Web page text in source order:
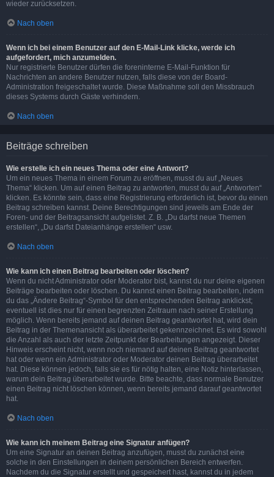
wieder zurücksetzen.
Nach oben
Wenn ich bei einem Benutzer auf den E-Mail-Link klicke, werde ich
aufgefordert, mich anzumelden.
Nur registrierte Benutzer dürfen die foreninterne E-Mail-Funktion für
Nachrichten an andere Benutzer nutzen, falls diese von der Board-
Administration freigeschaltet wurde. Diese Maßnahme soll den Missbrauch
dieses Systems durch Gäste verhindern.
Nach oben
Beiträge schreiben
Wie erstelle ich ein neues Thema oder eine Antwort?
Um ein neues Thema in einem Forum zu eröffnen, musst du auf „Neues
Thema“ klicken. Um auf einen Beitrag zu antworten, musst du auf „Antworten“
klicken. Es könnte sein, dass eine Registrierung erforderlich ist, bevor du einen
Beitrag schreiben kannst. Deine Berechtigungen sind jeweils am Ende der
Foren- und der Beitragsansicht aufgelistet. Z. B. „Du darfst neue Themen
erstellen“, „Du darfst Dateianhänge erstellen“ usw.
Nach oben
Wie kann ich einen Beitrag bearbeiten oder löschen?
Wenn du nicht Administrator oder Moderator bist, kannst du nur deine eigenen
Beiträge bearbeiten oder löschen. Du kannst einen Beitrag bearbeiten, indem
du das „Ändere Beitrag“-Symbol für den entsprechenden Beitrag anklickst;
eventuell ist dies nur für einen begrenzten Zeitraum nach seiner Erstellung
möglich. Wenn bereits jemand auf deinen Beitrag geantwortet hat, wird dein
Beitrag in der Themenansicht als überarbeitet gekennzeichnet. Es wird sowohl
die Anzahl als auch der letzte Zeitpunkt der Bearbeitungen angezeigt. Dieser
Hinweis erscheint nicht, wenn noch niemand auf deinen Beitrag geantwortet
hat oder wenn ein Administrator oder Moderator deinen Beitrag überarbeitet
hat. Diese können jedoch, falls sie es für nötig halten, eine Notiz hinterlassen,
warum dein Beitrag überarbeitet wurde. Bitte beachte, dass normale Benutzer
einen Beitrag nicht löschen können, wenn bereits jemand darauf geantwortet
hat.
Nach oben
Wie kann ich meinem Beitrag eine Signatur anfügen?
Um eine Signatur an deinen Beitrag anzufügen, musst du zunächst eine
solche in den Einstellungen in deinem persönlichen Bereich entwerfen.
Nachdem du die Signatur erstellt und gespeichert hast, kannst du in jedem